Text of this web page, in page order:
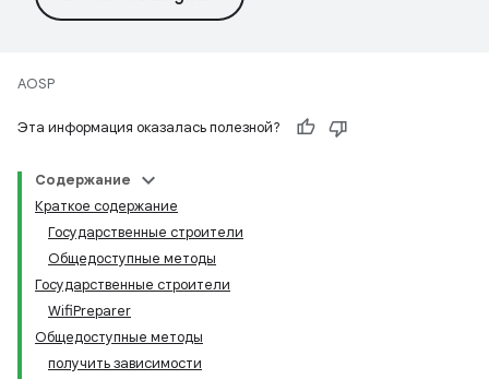
AOSP
Эта информация оказалась полезной?
Содержание
Краткое содержание
Государственные строители
Общедоступные методы
Государственные строители
WifiPreparer
Общедоступные методы
получить зависимости